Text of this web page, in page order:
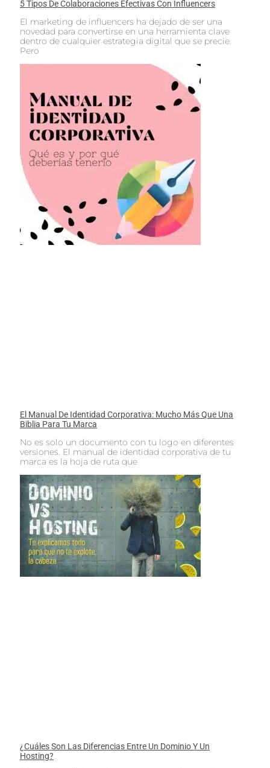
5 Tipos De Colaboraciones Efectivas Con Influencers
El marketing de influencers ha dejado de ser una
novedad para convertirse en una herramienta clave
dentro de cualquier estrategia digital que se precie.
Pero
El Manual De Identidad Corporativa: Mucho Más Que Una
Biblia Para Tu Marca
No es solo un documento con tu logo en diferentes
versiones. El manual de identidad corporativa de tu
marca es la hoja de ruta que
¿Cuáles Son Las Diferencias Entre Un Dominio Y Un
Hosting?